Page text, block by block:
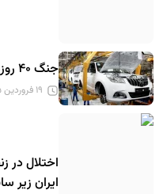
جنگ ۴۰ روزه، ترمز تولید خودروسازان را کشید؟
۱۹ فروردین ۱۴۰۵
اختلال در
ایران زیر